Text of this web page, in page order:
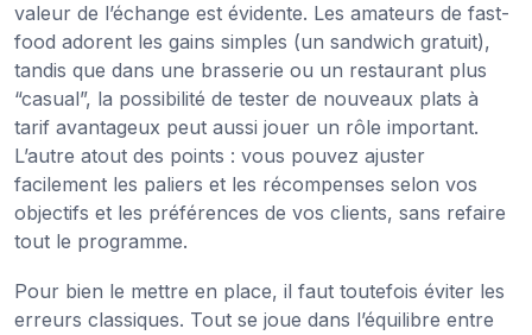
valeur de l’échange est évidente. Les amateurs de fast-
food adorent les gains simples (un sandwich gratuit),
tandis que dans une brasserie ou un restaurant plus
“casual”, la possibilité de tester de nouveaux plats à
tarif avantageux peut aussi jouer un rôle important.
L’autre atout des points : vous pouvez ajuster
facilement les paliers et les récompenses selon vos
objectifs et les préférences de vos clients, sans refaire
tout le programme.
Pour bien le mettre en place, il faut toutefois éviter les
erreurs classiques. Tout se joue dans l’équilibre entre